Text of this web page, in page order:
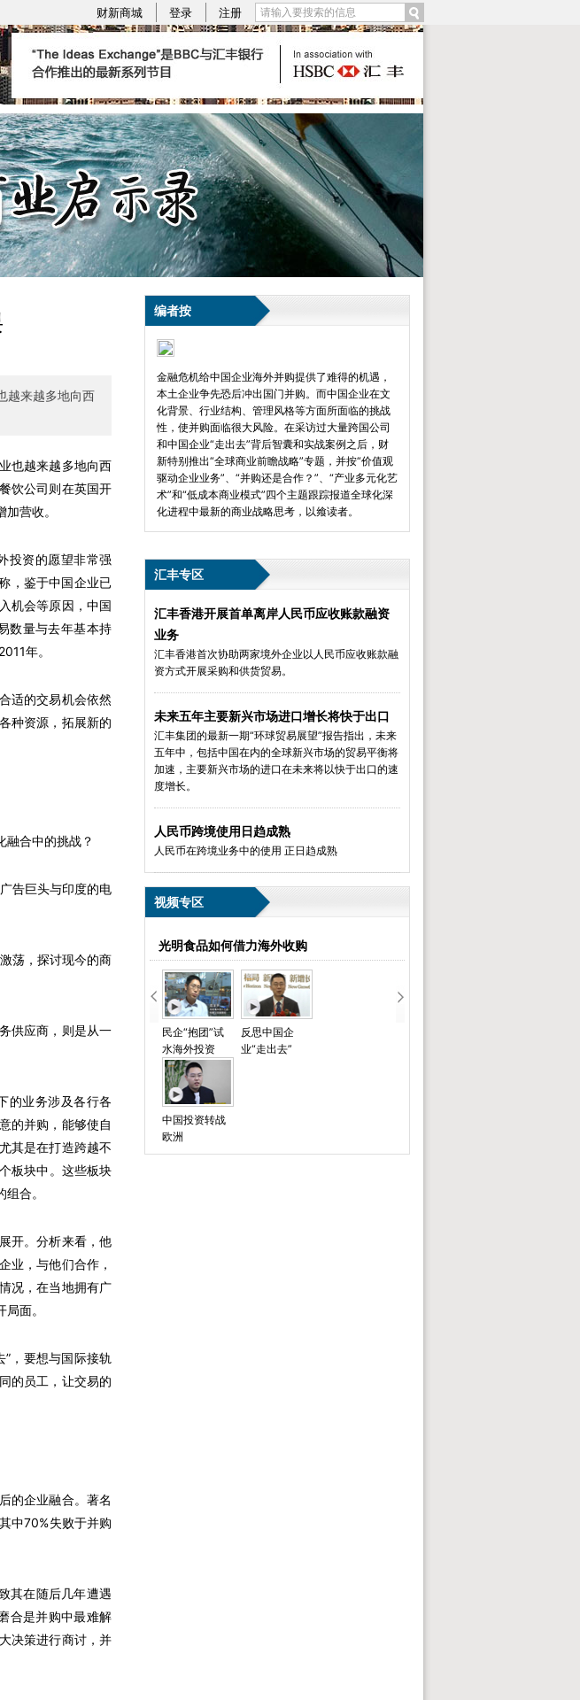
财新商城 登录 注册
越来越多地向西
也越来越多地向西
饮公司则在英国开
营收。
资的愿望非常强
，鉴于中国企业已
机会等原因，中国
数量与去年基本持
年。
适的交易机会依然
种资源，拓展新的
合中的挑战？
告巨头与印度的电
荡，探讨现今的商
供应商，则是从一
业务涉及各行各
的并购，能够使自
其是在打造跨越不
板块中。这些板块
合。
开。分析来看，他
业，与他们合作，
况，在当地拥有广
面。
，要想与国际接轨
的员工，让交易的
的企业融合。著名
中70%失败于并购
其在随后几年遭遇
合是并购中最难解
决策进行商讨，并
编者按
金融危机给中国企业海外并购提供了难得的机遇，
本土企业争先恐后冲出国门并购。而中国企业在文
化背景、行业结构、管理风格等方面所面临的挑战
性，使并购面临很大风险。在采访过大量跨国公司
和中国企业“走出去”背后智囊和实战案例之后，财
新特别推出“全球商业前瞻战略”专题，并按“价值观
驱动企业业务”、“并购还是合作？”、“产业多元化艺
术”和“低成本商业模式”四个主题跟踪报道全球化深
化进程中最新的商业战略思考，以飨读者。
汇丰专区
汇丰香港开展首单离岸人民币应收账款融资
业务
汇丰香港首次协助两家境外企业以人民币应收账款融
资方式开展采购和供货贸易。
未来五年主要新兴市场进口增长将快于出口
汇丰集团的最新一期“环球贸易展望”报告指出，未来
五年中，包括中国在内的全球新兴市场的贸易平衡将
加速，主要新兴市场的进口在未来将以快于出口的速
度增长。
人民币跨境使用日趋成熟
人民币在跨境业务中的使用 正日趋成熟
视频专区
光明食品如何借力海外收购
民企“抱团”试
水海外投资
反思中国企
业“走出去”
中国投资转战
欧洲